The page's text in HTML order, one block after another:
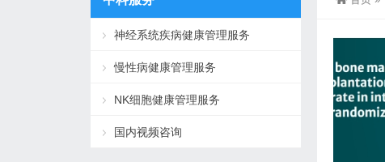
神经系统疾病健康管理服务
慢性病健康管理服务
NK细胞健康管理服务
国内视频咨询